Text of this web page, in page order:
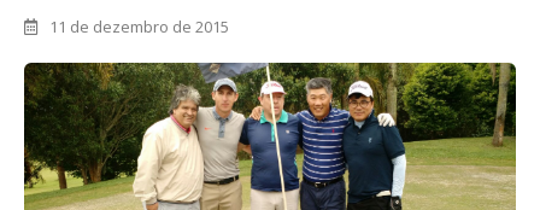
11 de dezembro de 2015